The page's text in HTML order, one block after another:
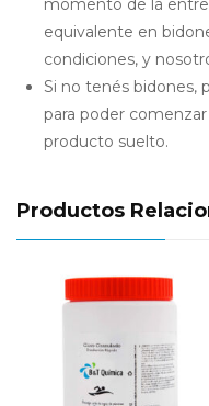
momento de la
equivalente en
condiciones, y
Si no tenés bidones,
para poder
producto suelto.
Productos